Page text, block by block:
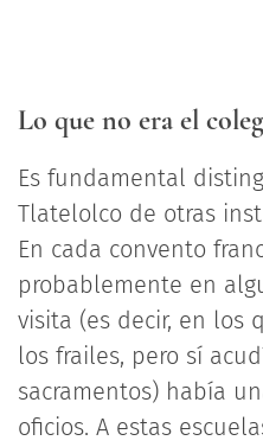
Lo que no era el
Es fundamental
Tlatelolco de otras
En cada convento
probablemente en
visita (es decir, en los
los frailes, pero sí
sacramentos) había
oficios. A estas